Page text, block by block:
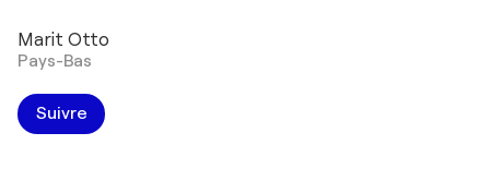
Marit Otto
Pays-Bas
Suivre